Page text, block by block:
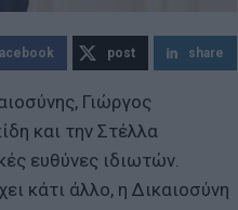
post share
Γιώργος
και την Στέλλα
ευθύνες ιδιωτών.
κάτι άλλο, η Δικαιοσύνη